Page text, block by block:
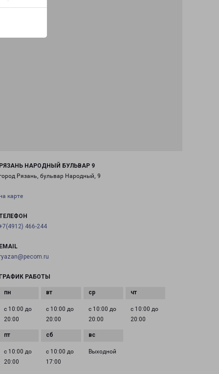
НАРОДНЫЙ БУЛЬВАР 9
Рязань, бульвар Народный, 9
карте
466-244
РАБОТЫ
с 10:00 до
20:00
с 10:00 до
20:00
с 10:00 до
20:00
с 10:00 до
20:00
с 10:00 до
20:00
с 10:00 до
17:00
Выходной